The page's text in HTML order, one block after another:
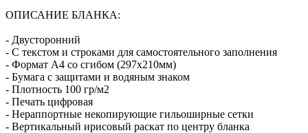
ОПИСАНИЕ БЛАНКА:
- Двусторонний
- С текстом и строками для самостоятельного заполнения
- Формат А4 со сгибом (297х210мм)
- Бумага с защитами и водяным знаком
- Плотность 100 гр/м2
- Печать цифровая
- Нераппортные некопирующие гильоширные сетки
- Вертикальный ирисовый раскат по центру бланка